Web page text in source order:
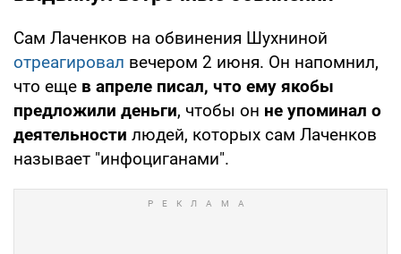
Сам Лаченков на обвинения Шухниной
отреагировал вечером 2 июня. Он напомнил,
что еще в апреле писал, что ему якобы
предложили деньги, чтобы он не упоминал о
деятельности людей, которых сам Лаченков
называет "инфоциганами".